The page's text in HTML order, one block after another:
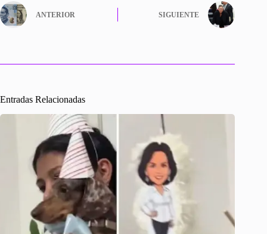
ANTERIOR SIGUIENTE
Entradas Relacionadas